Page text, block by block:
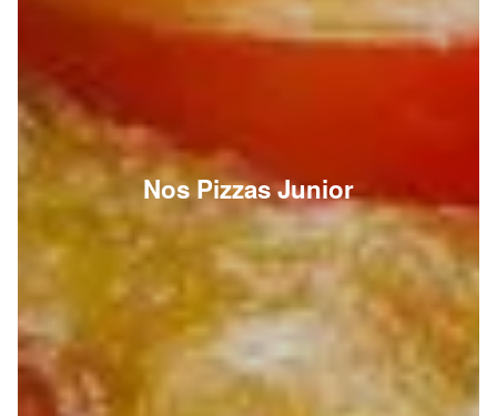
Nos Pizzas Junior